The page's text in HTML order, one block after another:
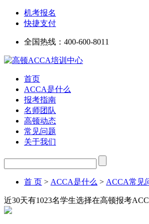
机考报名
快捷支付
全国热线： 400-600-8011
首页
ACCA是什么
报考指南
名师团队
高顿动态
常见问题
关于我们
首 页 > ACCA是什么 > ACCA常见
近30天有1023名学生选择在高顿报考